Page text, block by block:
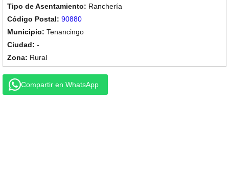
Ranchería
90880
Tenancingo
-
Rural
Compartir en WhatsApp